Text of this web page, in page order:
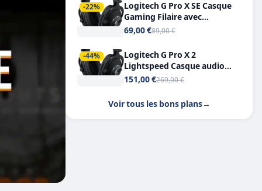
-22%
Logitech G Pro X SE Casque
Gaming Filaire avec
Microphone Micro
7.1
69,00 €89,00 €
-44%
Logitech G Pro X 2
Lightspeed Casque audio
bluetooth
151,00 €269,00 €
Voir tous les bons plans→